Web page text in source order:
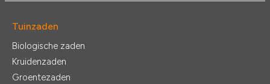
Tuinzaden
Biologische zaden
Kruidenzaden
Groentezaden